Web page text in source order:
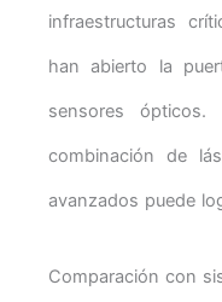
infraestructuras
han abierto la
sensores
combinación de
avanzados puede
Comparación con